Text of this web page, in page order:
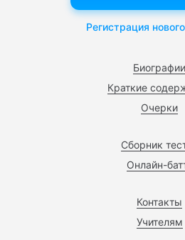
Биографии
Краткие
Очерки
Сборник
Онлайн-
Контакты
Учителям
Регистрация